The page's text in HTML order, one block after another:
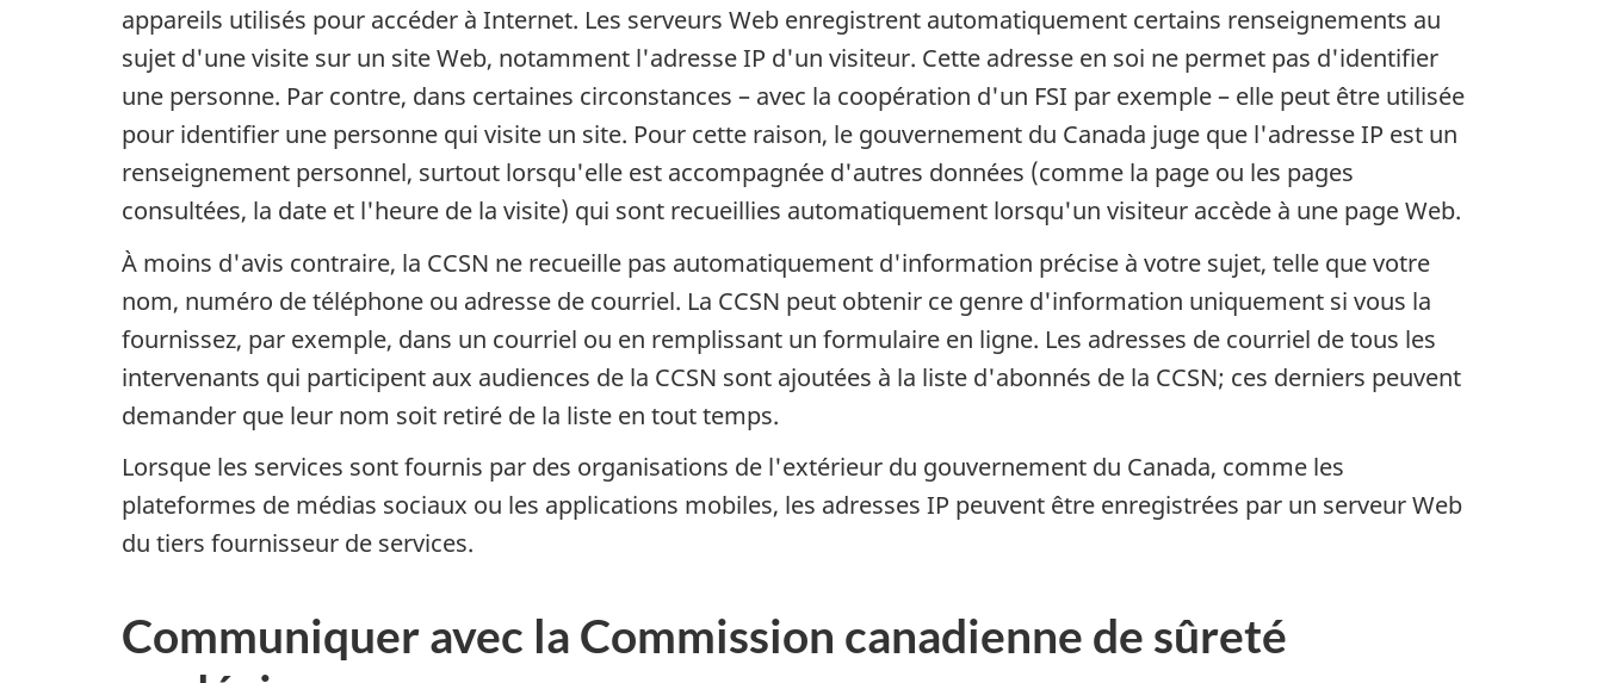
appareils utilisés pour accéder à Internet. Les serveurs Web enregistrent automatiquement certains renseignements au
sujet d'une visite sur un site Web, notamment l'adresse IP d'un visiteur. Cette adresse en soi ne permet pas d'identifier
une personne. Par contre, dans certaines circonstances – avec la coopération d'un FSI par exemple – elle peut être utilisée
pour identifier une personne qui visite un site. Pour cette raison, le gouvernement du Canada juge que l'adresse IP est un
renseignement personnel, surtout lorsqu'elle est accompagnée d'autres données (comme la page ou les pages
consultées, la date et l'heure de la visite) qui sont recueillies automatiquement lorsqu'un visiteur accède à une page Web.
À moins d'avis contraire, la CCSN ne recueille pas automatiquement d'information précise à votre sujet, telle que votre
nom, numéro de téléphone ou adresse de courriel. La CCSN peut obtenir ce genre d'information uniquement si vous la
fournissez, par exemple, dans un courriel ou en remplissant un formulaire en ligne. Les adresses de courriel de tous les
intervenants qui participent aux audiences de la CCSN sont ajoutées à la liste d'abonnés de la CCSN; ces derniers peuvent
demander que leur nom soit retiré de la liste en tout temps.
Lorsque les services sont fournis par des organisations de l'extérieur du gouvernement du Canada, comme les
plateformes de médias sociaux ou les applications mobiles, les adresses IP peuvent être enregistrées par un serveur Web
du tiers fournisseur de services.
Communiquer avec la Commission canadienne de sûreté